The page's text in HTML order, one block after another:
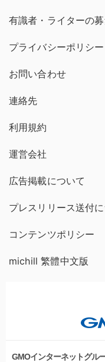
有識者・ライターの
プライバシーポリシー
お問い合わせ
連絡先
利用規約
運営会社
広告掲載について
プレスリリース送付
コンテンツポリシー
michill 繁體中文版
GMOインターネットグル